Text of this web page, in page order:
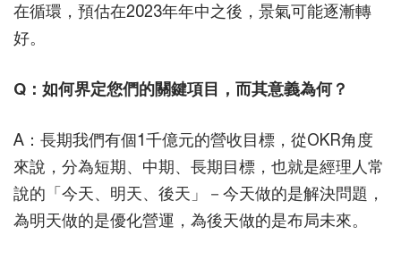
在循環，預估在2023年年中之後，景氣可能逐漸轉
好。
Q：如何界定您們的關鍵項目，而其意義為何？
A：長期我們有個1千億元的營收目標，從OKR角度
來說，分為短期、中期、長期目標，也就是經理人常
說的「今天、明天、後天」－今天做的是解決問題，
為明天做的是優化營運，為後天做的是布局未來。